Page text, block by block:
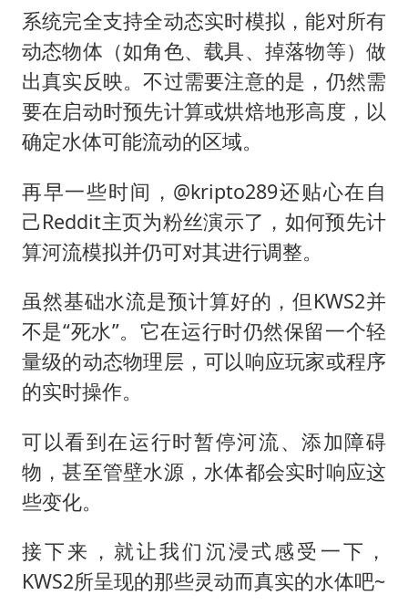
系统完全支持全动态实时模拟，能对所有
动态物体（如角色、载具、掉落物等）做
出真实反映。不过需要注意的是，仍然需
要在启动时预先计算或烘焙地形高度，以
确定水体可能流动的区域。
再早一些时间，@kripto289还贴心在自
己Reddit主页为粉丝演示了，如何预先计
算河流模拟并仍可对其进行调整。
虽然基础水流是预计算好的，但KWS2并
不是“死水”。它在运行时仍然保留一个轻
量级的动态物理层，可以响应玩家或程序
的实时操作。
可以看到在运行时暂停河流、添加障碍
物，甚至管壁水源，水体都会实时响应这
些变化。
接下来，就让我们沉浸式感受一下，
KWS2所呈现的那些灵动而真实的水体吧~